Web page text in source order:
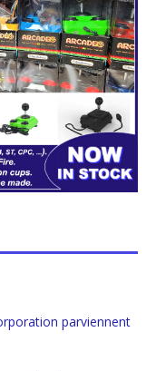
parviennent